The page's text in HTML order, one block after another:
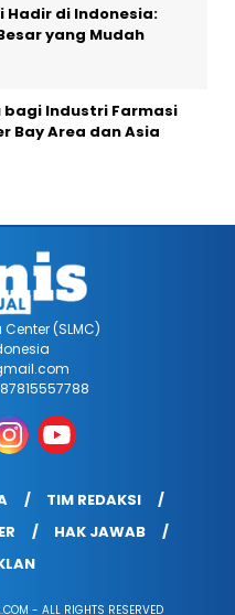
Hadir di Indonesia:
yang Mudah
bagi Industri Farmasi
Bay Area dan Asia
(SLMC)
TIM REDAKSI
HAK JAWAB
- ALL RIGHTS RESERVED